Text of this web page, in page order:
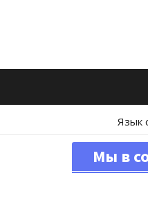
Язык
Мы в